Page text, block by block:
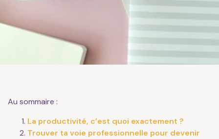
Au sommaire :
La productivité, c’est quoi exactement ?
Trouver ta voie professionnelle pour devenir